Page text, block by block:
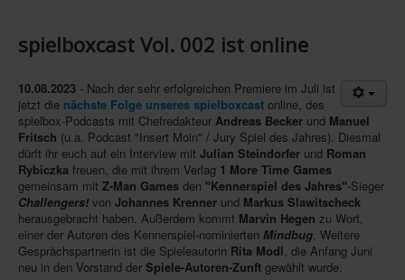
Magazine
Abos/Subscriptions
Podcast
SpieleMag
Infos
Shop
Download spielbox Special 2025
Newsletter
spielboxcast Vol. 002 ist online
10.08.2023 - Nach der sehr erfolgreichen Premiere im Juli ist
jetzt die nächste Folge unseres spielboxcast online, des
spielbox-Podcasts mit Chefredakteur Andreas Becker und Manuel
Fritsch (u.a. Podcast "Insert Moin" / Jury Spiel des Jahres). Diesmal
dürft ihr euch auf ein Interview mit Julian Steindorfer und Roman
Rybiczka freuen, die mit ihrem Verlag 1 More Time Games
gemeinsam mit Z-Man Games den "Kennerspiel des Jahres"-Sieger
Challengers!von Johannes Krenner und Markus Slawitscheck
herausgebracht haben. Außerdem kommt Marvin Hegen zu Wort,
einer der Autoren des Kennerspiel-nominierten Mindbug. Weitere
Gesprächspartnerin ist die Spieleautorin Rita Modl, die Anfang Juni
neu in den Vorstand der Spiele-Autoren-Zunft gewählt wurde.